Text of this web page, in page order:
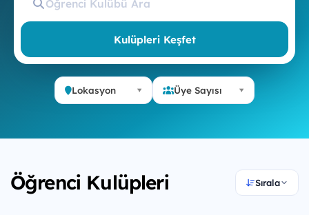
Kulüpleri Keşfet
Lokasyon Üye Sayısı
Öğrenci Kulüpleri Sırala